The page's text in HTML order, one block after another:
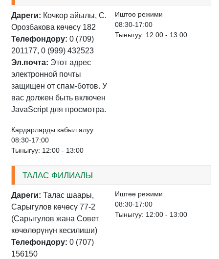
Дареги: Кочкор айылы, С.
Орозбакова көчөсү 182
Телефондору: 0 (709)
201177, 0 (999) 432523
Эл.почта: Этот адрес
электронной почты
защищен от спам-ботов. У
вас должен быть включен
JavaScript для просмотра.
Иштѳѳ режими
08:30-17:00
Тыныгуу: 12:00 - 13:00
Кардарларды кабыл алуу
08:30-17:00
Тыныгуу: 12:00 - 13:00
ТАЛАС ФИЛИАЛЫ
Дареги: Талас шаары,
Сарыгулов көчөсү 77-2
(Сарыгулов жана Совет
көчөлөрүнүн кесилиши)
Телефондору: 0 (707)
156150
Иштѳѳ режими
08:30-17:00
Тыныгуу: 12:00 - 13:00